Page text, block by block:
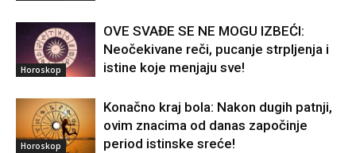
Horoskop
OVE SVAĐE SE NE MOGU IZBEĆI:
Neočekivane reči, pucanje strpljenja i
istine koje menjaju sve!
Horoskop
Konačno kraj bola: Nakon dugih patnji,
ovim znacima od danas započinje
period istinske sreće!